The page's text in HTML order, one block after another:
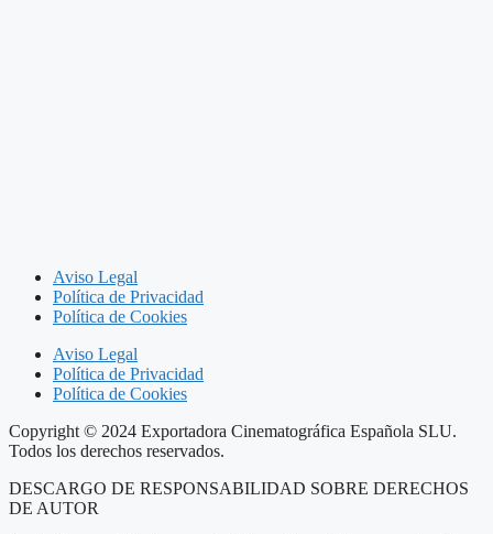
Aviso Legal
Política de Privacidad
Política de Cookies
Aviso Legal
Política de Privacidad
Política de Cookies
Copyright © 2024 Exportadora Cinematográfica Española SLU.
Todos los derechos reservados.
DESCARGO DE RESPONSABILIDAD SOBRE DERECHOS
DE AUTOR